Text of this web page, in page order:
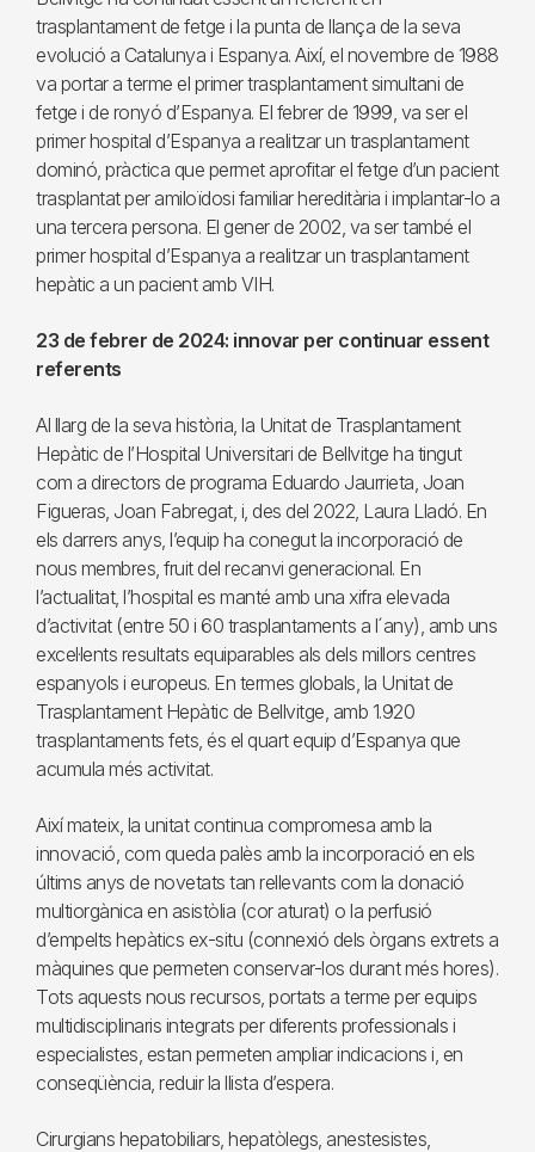
trasplantament de fetge i la punta de llança de la seva
evolució a Catalunya i Espanya. Així, el novembre de 1988
va portar a terme el primer trasplantament simultani de
fetge i de ronyó d’Espanya. El febrer de 1999, va ser el
primer hospital d’Espanya a realitzar un trasplantament
dominó, pràctica que permet aprofitar el fetge d’un pacient
trasplantat per amiloïdosi familiar hereditària i implantar-lo a
una tercera persona. El gener de 2002, va ser també el
primer hospital d’Espanya a realitzar un trasplantament
hepàtic a un pacient amb VIH.
23 de febrer de 2024: innovar per continuar essent
referents
Al llarg de la seva història, la Unitat de Trasplantament
Hepàtic de l’Hospital Universitari de Bellvitge ha tingut
com a directors de programa Eduardo Jaurrieta, Joan
Figueras, Joan Fabregat, i, des del 2022, Laura Lladó. En
els darrers anys, l’equip ha conegut la incorporació de
nous membres, fruit del recanvi generacional. En
l’actualitat, l’hospital es manté amb una xifra elevada
d’activitat (entre 50 i 60 trasplantaments a l´any), amb uns
excel·lents resultats equiparables als dels millors centres
espanyols i europeus. En termes globals, la Unitat de
Trasplantament Hepàtic de Bellvitge, amb 1.920
trasplantaments fets, és el quart equip d’Espanya que
acumula més activitat.
Així mateix, la unitat continua compromesa amb la
innovació, com queda palès amb la incorporació en els
últims anys de novetats tan rellevants com la donació
multiorgànica en asistòlia (cor aturat) o la perfusió
d’empelts hepàtics ex-situ (connexió dels òrgans extrets a
màquines que permeten conservar-los durant més hores).
Tots aquests nous recursos, portats a terme per equips
multidisciplinaris integrats per diferents professionals i
especialistes, estan permeten ampliar indicacions i, en
conseqüència, reduir la llista d’espera.
Cirurgians hepatobiliars, hepatòlegs, anestesistes,